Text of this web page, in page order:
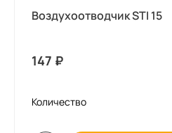
Воздухоотводчик STI 15
147 ₽
Количество